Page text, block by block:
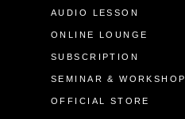
AUDIO LESSON
ONLINE LOUNGE
SUBSCRIPTION
SEMINAR & WORKSHOP
OFFICIAL STORE